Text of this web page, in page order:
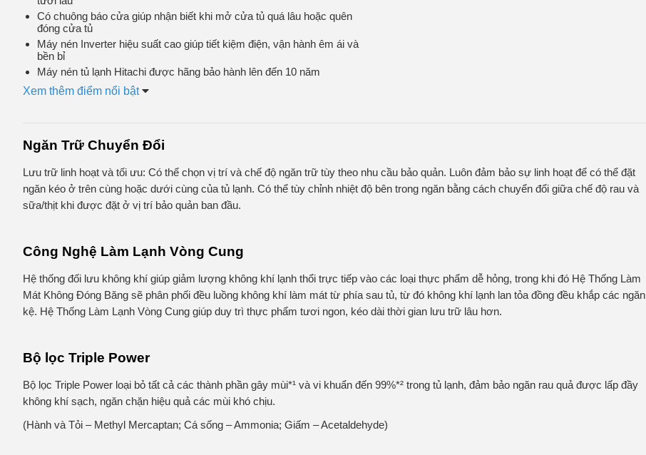
Có chuông báo cửa giúp nhận biết khi mở cửa tủ quá lâu hoặc quên
đóng cửa tủ
Máy nén Inverter hiệu suất cao giúp tiết kiệm điện, vận hành êm ái và
bền bỉ
Máy nén tủ lạnh Hitachi được hãng bảo hành lên đến 10 năm
Xem thêm điểm nổi bật
Ngăn Trữ Chuyển Đổi
Lưu trữ linh hoạt và tối ưu: Có thể chọn vị trí và chế độ ngăn trữ tùy theo nhu cầu bảo quản. Luôn đảm bảo sự linh hoạt để có thể đặt
ngăn kéo ở trên cùng hoặc dưới cùng của tủ lạnh. Có thể tùy chỉnh nhiệt độ bên trong ngăn bằng cách chuyển đổi giữa chế độ rau và
sữa/thịt khi được đặt ở vị trí bảo quản ban đầu.
Công Nghệ Làm Lạnh Vòng Cung
Hệ thống đối lưu không khí giúp giảm lượng không khí lạnh thổi trực tiếp vào các loại thực phẩm dễ hỏng, trong khi đó Hệ Thống Làm
Mát Không Đóng Băng sẽ phân phối đều luồng không khí làm mát từ phía sau tủ, từ đó không khí lạnh lan tỏa đồng đều khắp các ngăn
kệ. Hệ Thống Làm Lạnh Vòng Cung giúp duy trì thực phẩm tươi ngon, kéo dài thời gian lưu trữ lâu hơn.
Bộ lọc Triple Power
Bộ lọc Triple Power loại bỏ tất cả các thành phần gây mùi*¹ và vi khuẩn đến 99%*² trong tủ lạnh, đảm bảo ngăn rau quả được lấp đầy
không khí sạch, ngăn chặn hiệu quả các mùi khó chịu.
(Hành và Tỏi – Methyl Mercaptan; Cá sống – Ammonia; Giấm – Acetaldehyde)